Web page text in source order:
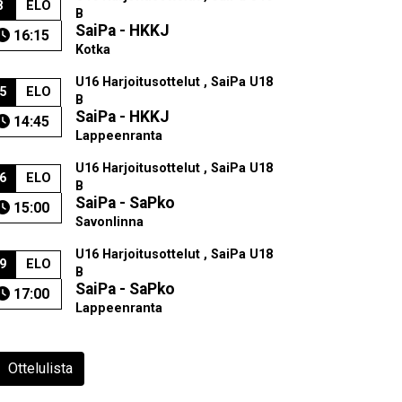
ELO
16:15
B
SaiPa - HKKJ
Kotka
ELO
14:45
U16 Harjoitusottelut , SaiPa U18
B
SaiPa - HKKJ
Lappeenranta
ELO
15:00
U16 Harjoitusottelut , SaiPa U18
B
SaiPa - SaPko
Savonlinna
ELO
17:00
U16 Harjoitusottelut , SaiPa U18
B
SaiPa - SaPko
Lappeenranta
Ottelulista